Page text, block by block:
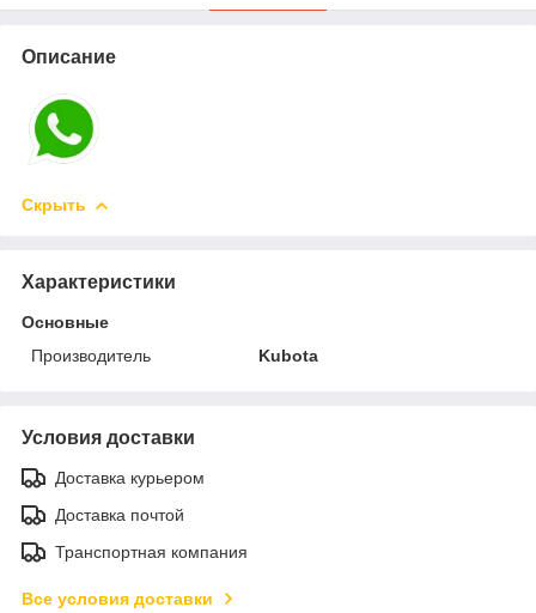
Описание
Скрыть
Характеристики
Основные
Производитель
Kubota
Условия доставки
Доставка курьером
Доставка почтой
Транспортная компания
Все условия доставки